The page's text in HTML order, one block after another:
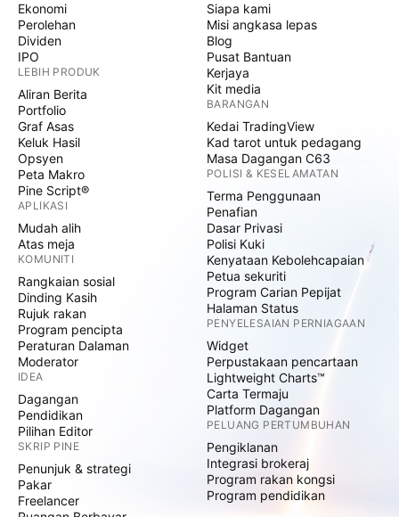
Ekonomi
Perolehan
Dividen
IPO
LEBIH PRODUK
Aliran Berita
Portfolio
Graf Asas
Keluk Hasil
Opsyen
Peta Makro
Pine Script®
APLIKASI
Mudah alih
Atas meja
KOMUNITI
Rangkaian sosial
Dinding Kasih
Rujuk rakan
Program pencipta
Peraturan Dalaman
Moderator
IDEA
Dagangan
Pendidikan
Pilihan Editor
SKRIP PINE
Penunjuk & strategi
Pakar
Freelancer
Siapa kami
Misi angkasa lepas
Blog
Pusat Bantuan
Kerjaya
Kit media
BARANGAN
Kedai TradingView
Kad tarot untuk pedagang
Masa Dagangan C63
POLISI & KESELAMATAN
Terma Penggunaan
Penafian
Dasar Privasi
Polisi Kuki
Kenyataan Kebolehcapaian
Petua sekuriti
Program Carian Pepijat
Halaman Status
PENYELESAIAN PERNIAGAAN
Widget
Perpustakaan pencartaan
Lightweight Charts™
Carta Termaju
Platform Dagangan
PELUANG PERTUMBUHAN
Pengiklanan
Integrasi brokeraj
Program rakan kongsi
Program pendidikan